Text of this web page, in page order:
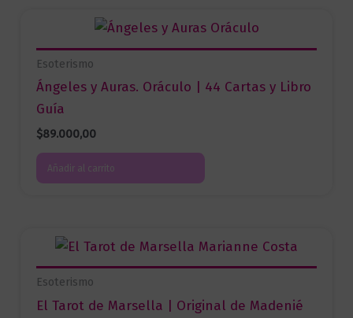
Esoterismo
Ángeles y Auras. Oráculo | 44 Cartas y Libro
Guía
$89.000,00
Añadir al carrito
Esoterismo
El Tarot de Marsella | Original de Madenié